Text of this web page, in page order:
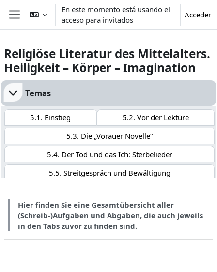
Salta al contenido principal
Panel lateral
En este momento está usando el
acceso para invitados
Acceder
Religiöse Literatur des Mittelalters.
Heiligkeit – Körper – Imagination
Perfilado de sección
Temas
5.1. Einstieg
5.2. Vor der Lektüre
5.3. Die „Vorauer Novelle“
5.4. Der Tod und das Ich: Sterbelieder
5.5. Streitgespräch und Bewältigung
5.8. „Eigengerichtsspiel“
5.9. Übersicht Abgaben
Hier finden Sie eine Gesamtübersicht aller
(Schreib-)Aufgaben und Abgaben, die auch jeweils
in den Tabs zuvor zu finden sind.